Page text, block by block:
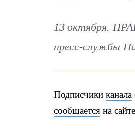
13 октября.
пресс-службы
Подписчики канала
сообщается на